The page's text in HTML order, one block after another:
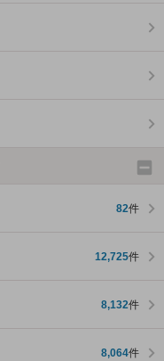
82件
12,725件
8,132件
8,064件